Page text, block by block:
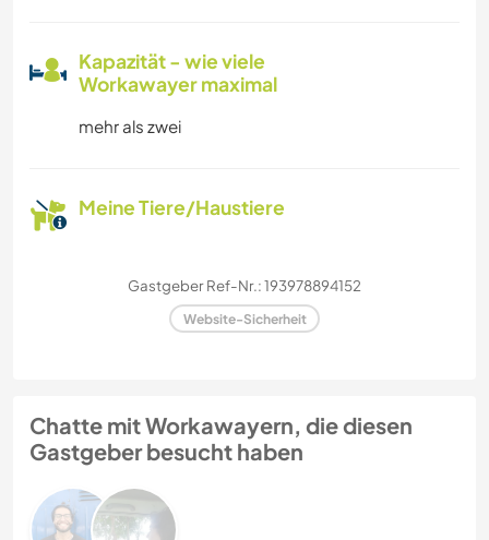
Kapazität - wie viele
Workawayer maximal
mehr als zwei
Meine Tiere/Haustiere
Gastgeber Ref-Nr.: 193978894152
Website-Sicherheit
Chatte mit Workawayern, die diesen
Gastgeber besucht haben